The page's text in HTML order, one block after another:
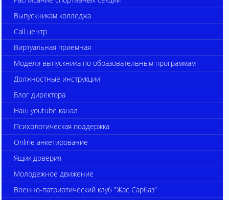
Выпускникам колледжа
Call центр
Виртуальная приемная
Модели выпускника по образовательным программам
Должностные инструкции
Блог директора
Наш youtube канал
Психологическая поддержка
Online анкетирование
Ящик доверия
Молодежное движение
Военно-патриотический клуб "Жас Сарбаз"